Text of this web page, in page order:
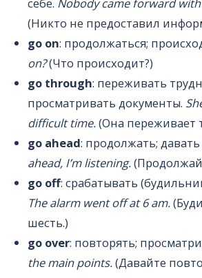
себе. Nobody came forward
(Никто не предоставил
go on: продолжаться;
on?(Что происходит?)
go through: переживать
просматривать документы.
difficult time.(Она переживает
go ahead: продолжать;
ahead, I’m listening.
go off: срабатывать
The alarm went off at 6 am.
шесть.)
go over: повторять;
the main points.(Давайте